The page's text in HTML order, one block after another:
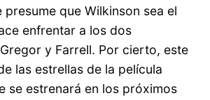
presume que Wilkinson sea el
enfrentar a los dos
y Farrell. Por cierto, este
las estrellas de la película
se estrenará en los próximos